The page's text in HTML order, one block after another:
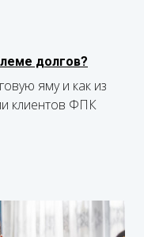
долгов?
яму и как из
клиентов ФПК